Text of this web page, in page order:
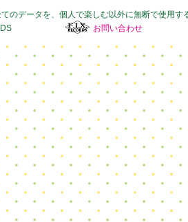
のデータを、個人で楽しむ以外に無断で使用す
お問い合わせ